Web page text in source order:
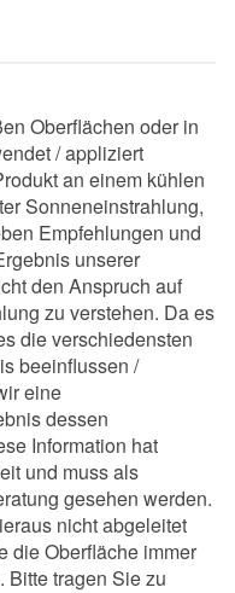
Oberflächen oder in
/ appliziert
an einem kühlen
Sonneneinstrahlung,
Empfehlungen und
unserer
den Anspruch auf
zu verstehen. Da es
die verschiedensten
beeinflussen /
eine
dessen
Information hat
und muss als
gesehen werden.
nicht abgeleitet
die Oberfläche immer
Bitte tragen Sie zu